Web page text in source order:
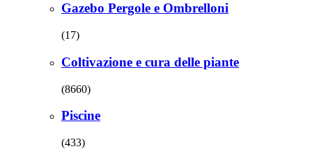
Gazebo Pergole e Ombrelloni
(17)
Coltivazione e cura delle piante
(8660)
Piscine
(433)